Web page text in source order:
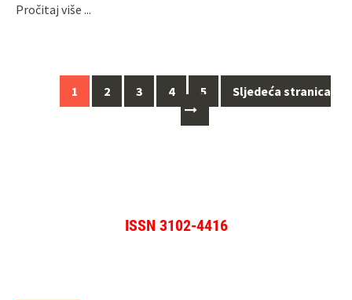
Pročitaj više ...
Navigacija
1 2 3 4 5 Sljedeća stranica
ISSN 3102-4416